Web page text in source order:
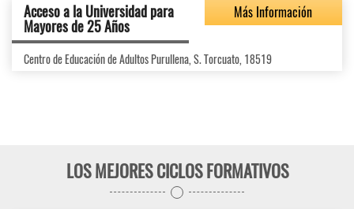
Acceso a la Universidad para
Mayores de 25 Años
Más Información
Centro de Educación de Adultos Purullena, S. Torcuato, 18519
LOS MEJORES CICLOS FORMATIVOS